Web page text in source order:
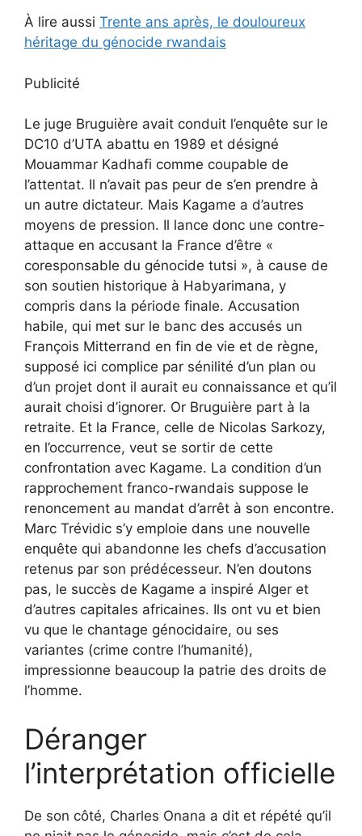
À lire aussi Trente ans après, le douloureux
héritage du génocide rwandais
Publicité
Le juge Bruguière avait conduit l’enquête sur le
DC10 d’UTA abattu en 1989 et désigné
Mouammar Kadhafi comme coupable de
l’attentat. Il n’avait pas peur de s’en prendre à
un autre dictateur. Mais Kagame a d’autres
moyens de pression. Il lance donc une contre-
attaque en accusant la France d’être «
coresponsable du génocide tutsi », à cause de
son soutien historique à Habyarimana, y
compris dans la période finale. Accusation
habile, qui met sur le banc des accusés un
François Mitterrand en fin de vie et de règne,
supposé ici complice par sénilité d’un plan ou
d’un projet dont il aurait eu connaissance et qu’il
aurait choisi d’ignorer. Or Bruguière part à la
retraite. Et la France, celle de Nicolas Sarkozy,
en l’occurrence, veut se sortir de cette
confrontation avec Kagame. La condition d’un
rapprochement franco-rwandais suppose le
renoncement au mandat d’arrêt à son encontre.
Marc Trévidic s’y emploie dans une nouvelle
enquête qui abandonne les chefs d’accusation
retenus par son prédécesseur. N’en doutons
pas, le succès de Kagame a inspiré Alger et
d’autres capitales africaines. Ils ont vu et bien
vu que le chantage génocidaire, ou ses
variantes (crime contre l’humanité),
impressionne beaucoup la patrie des droits de
l’homme.
Déranger
l’interprétation officielle
De son côté, Charles Onana a dit et répété qu’il